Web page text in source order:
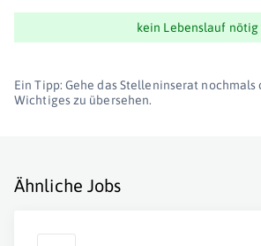
kein Lebenslauf nötig
Ein Tipp: Gehe das Stelleninserat nochmals
Wichtiges zu übersehen.
Ähnliche Jobs